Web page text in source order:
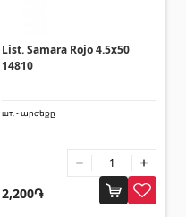
и
List. Samara Rojo 4.5x50
14810
шт. - արժեքը
2,200֏